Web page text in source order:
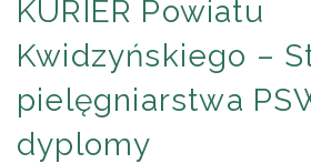
KURIER Powiatu
Kwidzyńskiego –
pielęgniarstwa
dyplomy